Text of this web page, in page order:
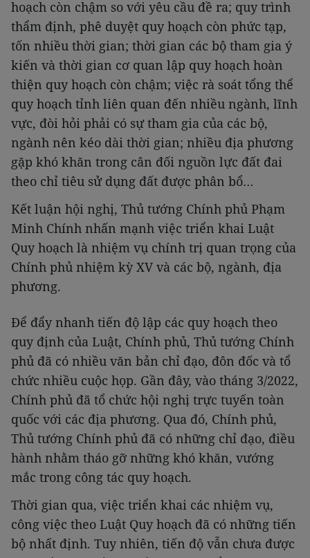
hoạch còn chậm so với yêu cầu đề ra; quy trình
thẩm định, phê duyệt quy hoạch còn phức tạp,
tốn nhiều thời gian; thời gian các bộ tham gia ý
kiến và thời gian cơ quan lập quy hoạch hoàn
thiện quy hoạch còn chậm; việc rà soát tổng thể
quy hoạch tỉnh liên quan đến nhiều ngành, lĩnh
vực, đòi hỏi phải có sự tham gia của các bộ,
ngành nên kéo dài thời gian; nhiều địa phương
gặp khó khăn trong cân đối nguồn lực đất đai
theo chỉ tiêu sử dụng đất được phân bổ…
Kết luận hội nghị, Thủ tướng Chính phủ Phạm
Minh Chính nhấn mạnh việc triển khai Luật
Quy hoạch là nhiệm vụ chính trị quan trọng của
Chính phủ nhiệm kỳ XV và các bộ, ngành, địa
phương.
Để đẩy nhanh tiến độ lập các quy hoạch theo
quy định của Luật, Chính phủ, Thủ tướng Chính
phủ đã có nhiều văn bản chỉ đạo, đôn đốc và tổ
chức nhiều cuộc họp. Gần đây, vào tháng 3/2022,
Chính phủ đã tổ chức hội nghị trực tuyến toàn
quốc với các địa phương. Qua đó, Chính phủ,
Thủ tướng Chính phủ đã có những chỉ đạo, điều
hành nhằm tháo gỡ những khó khăn, vướng
mắc trong công tác quy hoạch.
Thời gian qua, việc triển khai các nhiệm vụ,
công việc theo Luật Quy hoạch đã có những tiến
bộ nhất định. Tuy nhiên, tiến độ vẫn chưa được